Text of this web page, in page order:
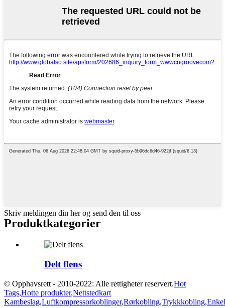
Skriv meldingen din her og send den til oss
Produktkategorier
Delt flens
© Opphavsrett - 2010-2022: Alle rettigheter reservert.Hot
Tags,Hotte produkter,Nettstedkart
Kambeslag,Luftkompressorkoblinger,Rørkobling,Trykkkobling,Enkel